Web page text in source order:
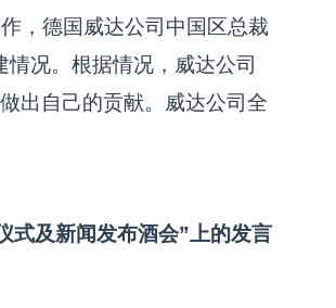
，德国威达公司中国区总裁
况。根据情况，威达公司
出自己的贡献。威达公司全
及新闻发布酒会”上的发言